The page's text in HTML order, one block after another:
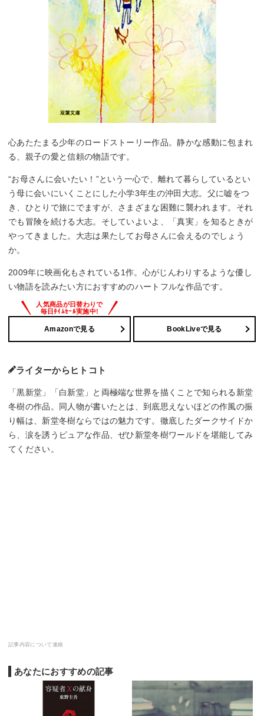
心あたたまる少年のロードストーリー作品。静かな感動に包まれ
る、親子の愛と信頼の物語です。
“お母さんに会いたい！”という一心で、離れて暮らしているとい
う母に会いにいくことにした小学3年生の沖田大志。父に嘘をつ
き、ひとりで旅にでますが、さまざまな困難に襲われます。それ
でも冒険を続ける大志。そしていよいよ、「真実」を知るときが
やってきました。大志は果たしてお母さんに会えるのでしょう
か。
2009年に映画化もされている1作。心がじんわりするような優し
い物語を読みたい方におすすめのハートフルな作品です。
Amazonで見る BookLiveで見る
ライターからヒトコト
「黒新堂」「白新堂」と両極端な世界を描くことで知られる新堂
冬樹の作品。同人物が書いたとは、到底思えないほどの作風の振
り幅は、新堂冬樹ならではの魅力です。徹底したダークサイドか
ら、涙を誘うピュアな作品、ぜひ新堂冬樹ワールドを堪能してみ
てください。
記事内容について連絡
あなたにおすすめの記事